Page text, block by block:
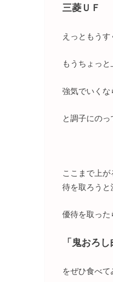
三菱Ｕ
えっともう
もうちょっ
強気でいく
と調子にのっ
ここまで上
待を取ろうと
優待を取った
「鬼おろ
をぜひ食べ